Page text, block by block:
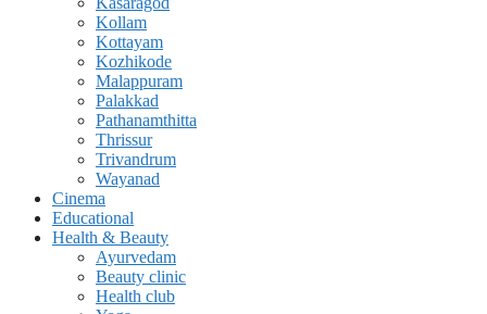
Kollam
Kottayam
Kozhikode
Malappuram
Palakkad
Pathanamthitta
Thrissur
Trivandrum
Wayanad
Cinema
Educational
Health & Beauty
Ayurvedam
Beauty clinic
Health club